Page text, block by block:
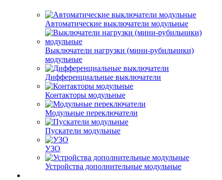
Автоматические выключатели модульные
Выключатели нагрузки (мини-рубильники)
модульные
Дифференциальные выключатели
Контакторы модульные
Модульные переключатели
Пускатели модульные
УЗО
Устройства дополнительные модульные